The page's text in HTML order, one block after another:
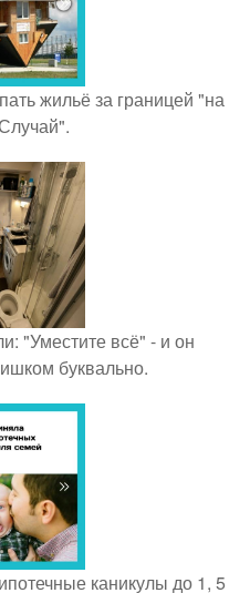
жильё за границей "на
"Уместите всё" - и он
буквально.
каникулы до 1, 5